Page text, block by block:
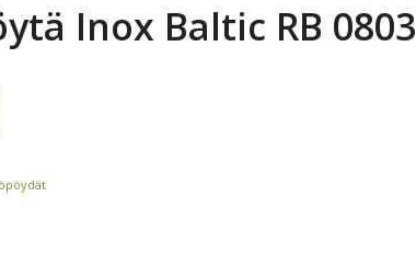
Inox Baltic RB 0803